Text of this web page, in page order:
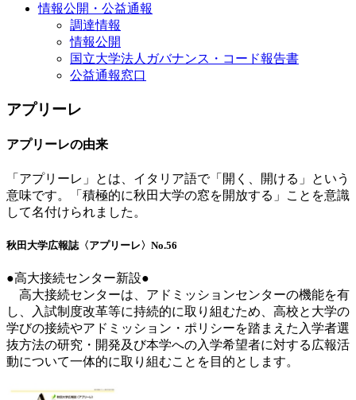
情報公開・公益通報
調達情報
情報公開
国立大学法人ガバナンス・コード報告書
公益通報窓口
アプリーレ
アプリーレの由来
「アプリーレ」とは、イタリア語で「開く、開ける」という
意味です。「積極的に秋田大学の窓を開放する」ことを意識
して名付けられました。
秋田大学広報誌〈アプリーレ〉No.56
●高大接続センター新設●
高大接続センターは、アドミッションセンターの機能を有
し、入試制度改革等に持続的に取り組むため、高校と大学の
学びの接続やアドミッション・ポリシーを踏まえた入学者選
抜方法の研究・開発及び本学への入学希望者に対する広報活
動について一体的に取り組むことを目的とします。